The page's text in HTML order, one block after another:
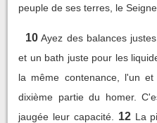
peuple de ses terres, le
10 Ayez des balances
et un bath juste pour les
la même contenance, l'un
dixième partie du homer.
jaugée leur capacité.
12 La